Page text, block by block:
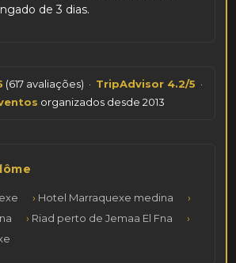
de 3 dias.
(617 avaliações) · TripAdvisor 4.2/5 ·
organizados desde 2013
Hotel Marraquexe medina
Riad perto de Jemaa El Fna